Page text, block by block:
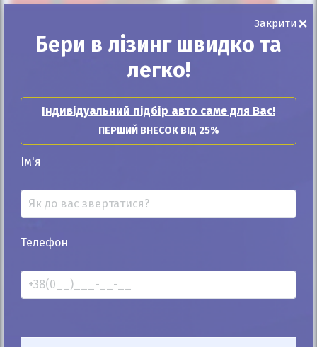
25%
Opel Ampera-e 2019
180к
Автомат
Автомобіль продано
Закрити ×
Бери в лізинг швидко та
легко!
Індивідуальний підбір авто саме для Вас!
ПЕРШИЙ ВНЕСОК ВІД 25%
Ім'я
Телефон